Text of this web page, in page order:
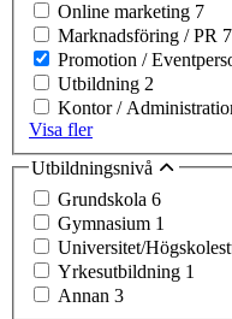
Online marketing 7
Marknadsföring / PR 7
Promotion /
Utbildning 2
Kontor /
Visa fler
Utbildningsnivå
Grundskola 6
Gymnasium 1
Universitet/
Yrkesutbildning 1
Annan 3